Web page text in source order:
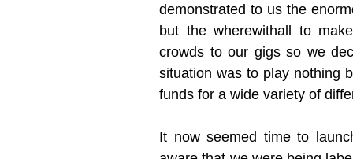
demonstrated to us the
but the wherewithall to
crowds to our gigs so we
situation was to play nothing
funds for a wide variety of
It now seemed time to